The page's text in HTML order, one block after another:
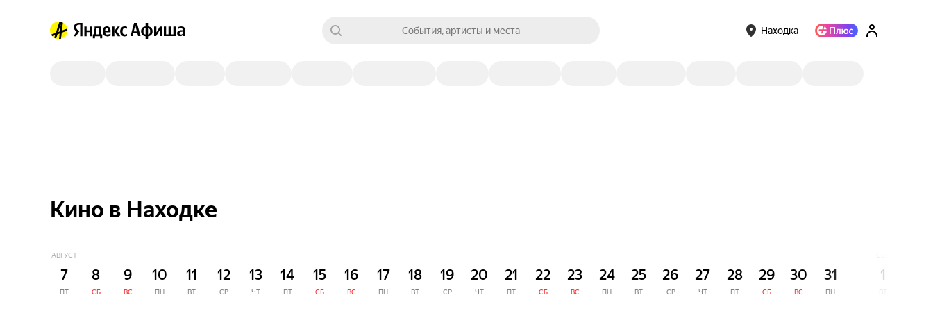
События, артисты и места Находка
Кино в Находке
АВГУСТ
7
ПТ
8
СБ
9
ВС
10
ПН
11
ВТ
12
СР
13
ЧТ
14
ПТ
15
СБ
16
ВС
17
ПН
18
ВТ
19
СР
20
ЧТ
21
ПТ
22
СБ
23
ВС
24
ПН
25
ВТ
26
СР
27
ЧТ
28
ПТ
29
СБ
30
ВС
31
ПН
1
ВТ